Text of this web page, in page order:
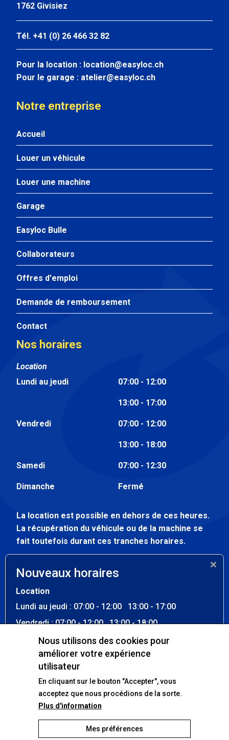
1762 Givisiez
Tél. +41 (0) 26 466 32 82
Pour la location : location@easyloc.ch
Pour le garage : atelier@easyloc.ch
Notre entreprise
Accueil
Louer un véhicule
Louer une machine
Garage
Easyloc Bulle
Collaborateurs
Offres d'emploi
Demande de remboursement
Contact
Nos horaires
Location
Lundi au jeudi
07:00 - 12:00
13:00 - 17:00
Vendredi 07:00 - 12:00
13:00 - 18:00
Samedi 07:00 - 12:30
Dimanche Fermé
La location est possible en dehors de ces heures.
La récupération du véhicule ou de la machine se
fait toutefois durant ces tranches horaires.
Lundi au vendredi
Samedi - dimanche Fermé
Nos réseaux sociaux
Facebook
Nouveaux horaires
Location
Lundi au jeudi : 07:00 - 12:00 13:00 - 17:00
Vendredi : 07:00 - 12:00 13:00 - 18:00
Samedi : 07:00 - 12:30
Dimanche : Fermé
La location est possible en dehors de ces heures. La
récupération du véhicule ou de la machine se fait
toutefois durant ces tranches horaires.
Atelier
Lundi au vendredi : 07:30 - 12:00 13:00 - 17:00
Nous utilisons des cookies pour
améliorer votre expérience
utilisateur
En cliquant sur le bouton "Accepter", vous
acceptez que nous procédions de la sorte.
Plus d'information
Mes préférences